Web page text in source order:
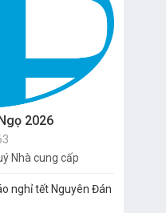
2026
Nhà cung cấp
nghỉ tết Nguyên Đán